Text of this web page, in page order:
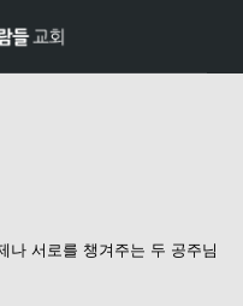
나 서로를 챙겨주는 두 공주님